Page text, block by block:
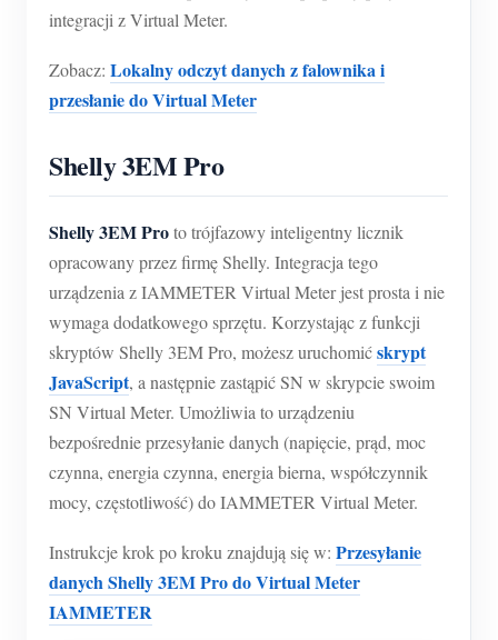
integracji z Virtual Meter.
Zobacz: Lokalny odczyt danych z falownika i
przesłanie do Virtual Meter
Shelly 3EM Pro
Shelly 3EM Proto trójfazowy inteligentny licznik
opracowany przez firmę Shelly. Integracja tego
urządzenia z IAMMETER Virtual Meter jest prosta i nie
wymaga dodatkowego sprzętu. Korzystając z funkcji
skryptów Shelly 3EM Pro, możesz uruchomićskrypt
JavaScript, a następnie zastąpić SN w skrypcie swoim
SN Virtual Meter. Umożliwia to urządzeniu
bezpośrednie przesyłanie danych (napięcie, prąd, moc
czynna, energia czynna, energia bierna, współczynnik
mocy, częstotliwość) do IAMMETER Virtual Meter.
Instrukcje krok po kroku znajdują się w: Przesyłanie
danych Shelly 3EM Pro do Virtual Meter
IAMMETER